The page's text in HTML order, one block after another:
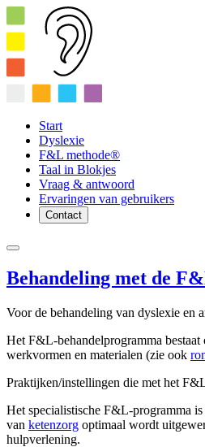
Start
Dyslexie
F&L methode®
Taal in Blokjes
Vraag & antwoord
Ervaringen van gebruikers
Contact
Behandeling met de
Voor de behandeling van dyslexie en
Het F&L-behandelprogramma
werkvormen en materialen (zie ook
Praktijken/instellingen die met het
Het specialistische F&L-programma
van ketenzorg optimaal wordt
hulpverlening.